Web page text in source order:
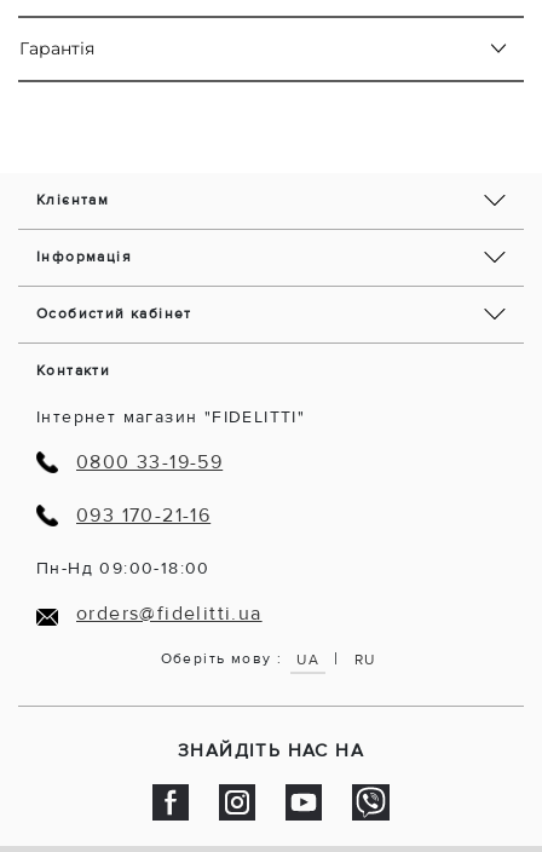
Гарантія
Клієнтам
Інформація
Особистий кабінет
Контакти
Інтернет магазин "FIDELITTI"
0800 33-19-59
093 170-21-16
Пн-Нд 09:00-18:00
orders@fidelitti.ua
Оберіть мову : UA | RU
ЗНАЙДІТЬ НАС НА